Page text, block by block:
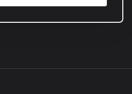
Tarif wählen